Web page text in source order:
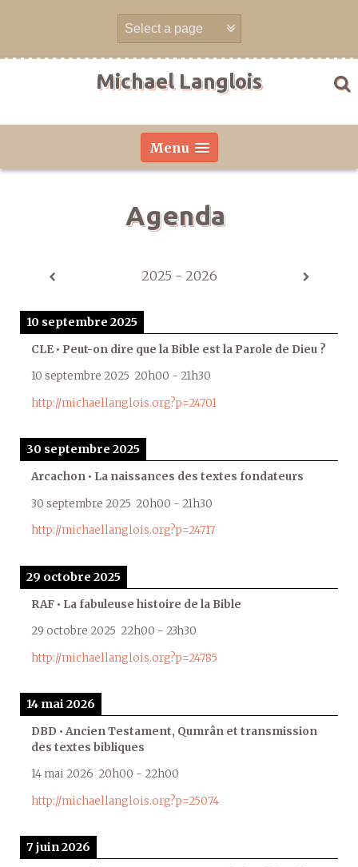
Michael Langlois
Menu
Agenda
2025 - 2026
10 septembre 2025
CLE • Peut-on dire que la Bible est la Parole de Dieu ?
10 septembre 2025 20h00 - 21h30
http://michaellanglois.org?p=24701
30 septembre 2025
Arcachon • La naissances des textes fondateurs
30 septembre 2025 20h00 - 21h30
http://michaellanglois.org?p=24717
29 octobre 2025
RAF • La fabuleuse histoire de la Bible
29 octobre 2025 22h00 - 23h30
http://michaellanglois.org?p=24785
14 mai 2026
DBD • Ancien Testament, Qumrân et transmission
des textes bibliques
14 mai 2026 20h00 - 22h00
http://michaellanglois.org?p=25074
7 juin 2026